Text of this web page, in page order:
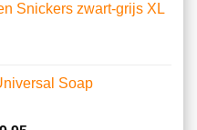
Snickers zwart-grijs XL
Soap